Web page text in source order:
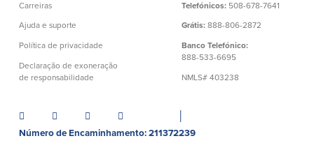
Español
Carreiras
Ajuda e suporte
Política de privacidade
Declaração de exoneração
de responsabilidade
Telefónicos: 508-678-7641
Grátis: 888-806-2872
Banco Telefónico:
888-533-6695
NMLS# 403238
Número de Encaminhamento: 211372239